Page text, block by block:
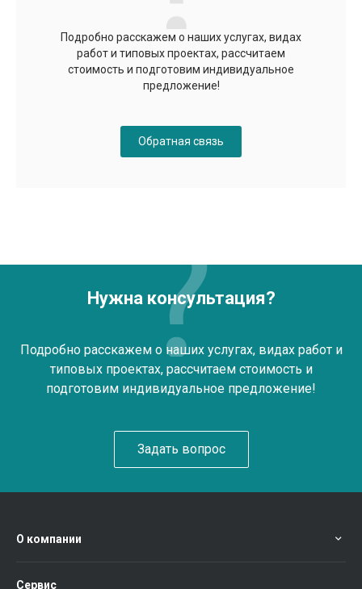
Подробно расскажем о наших услугах, видах
работ и типовых проектах, рассчитаем
стоимость и подготовим индивидуальное
предложение!
Обратная связь
Нужна консультация?
Подробно расскажем о наших услугах, видах работ и
типовых проектах, рассчитаем стоимость и
подготовим индивидуальное предложение!
Задать вопрос
О компании
Сервис